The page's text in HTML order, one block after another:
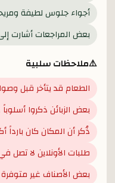
أجواء جلوس لطيفة
بعض المراجعات أشارت
⚠️ملاحظات سلبية
الطعام قد يتأخر قبل
بعض الزبائن ذكروا
ذُكر أن المكان كان بارداً
طلبات الأونلاين لا تصل
بعض الأصناف غير